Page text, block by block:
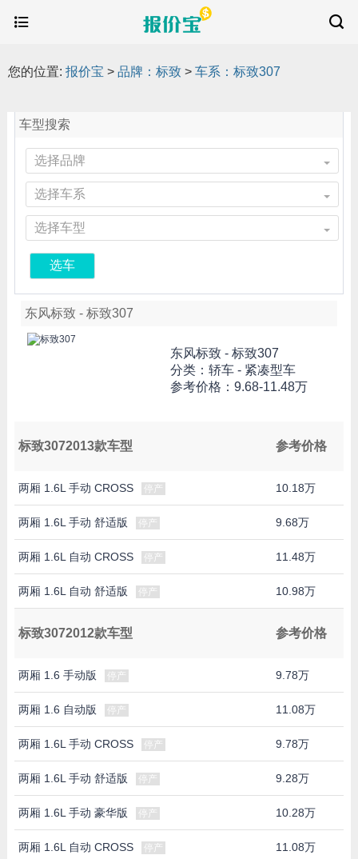
您的位置: 报价宝 > 品牌：标致 > 车系：标致307
车型搜索
选择品牌
选择车系
选择车型
选车
东风标致 - 标致307
东风标致 - 标致307
分类：轿车 - 紧凑型车
参考价格： 9.68-11.48万
标致3072013款车型 参考价格
两厢 1.6L 手动 CROSS 停产 10.18万
两厢 1.6L 手动 舒适版 停产 9.68万
两厢 1.6L 自动 CROSS 停产 11.48万
两厢 1.6L 自动 舒适版 停产 10.98万
标致3072012款车型 参考价格
两厢 1.6 手动版 停产 9.78万
两厢 1.6 自动版 停产 11.08万
两厢 1.6L 手动 CROSS 停产 9.78万
两厢 1.6L 手动 舒适版 停产 9.28万
两厢 1.6L 手动 豪华版 停产 10.28万
两厢 1.6L 自动 CROSS 停产 11.08万